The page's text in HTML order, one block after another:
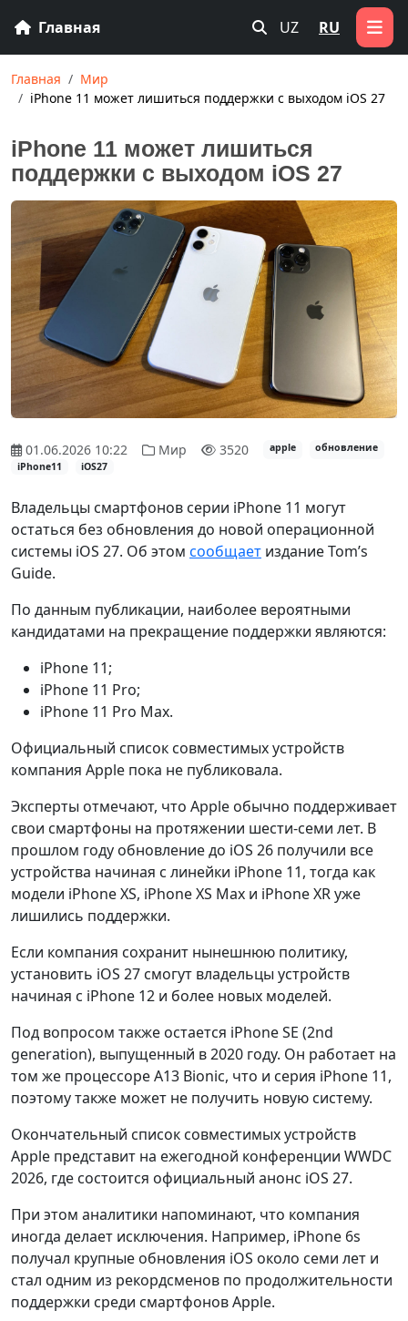
Главная UZ RU
Главная
Мир
iPhone 11 может лишиться поддержки с выходом iOS 27
iPhone 11 может лишиться
поддержки с выходом iOS 27
01.06.2026 10:22 Мир 3520 apple
обновление
iPhone11
iOS27
Владельцы смартфонов серии iPhone 11 могут
остаться без обновления до новой операционной
системы iOS 27. Об этом сообщает издание Tom’s
Guide.
По данным публикации, наиболее вероятными
кандидатами на прекращение поддержки являются:
iPhone 11;
iPhone 11 Pro;
iPhone 11 Pro Max.
Официальный список совместимых устройств
компания Apple пока не публиковала.
Эксперты отмечают, что Apple обычно поддерживает
свои смартфоны на протяжении шести-семи лет. В
прошлом году обновление до iOS 26 получили все
устройства начиная с линейки iPhone 11, тогда как
модели iPhone XS, iPhone XS Max и iPhone XR уже
лишились поддержки.
Если компания сохранит нынешнюю политику,
установить iOS 27 смогут владельцы устройств
начиная с iPhone 12 и более новых моделей.
Под вопросом также остается iPhone SE (2nd
generation), выпущенный в 2020 году. Он работает на
том же процессоре A13 Bionic, что и серия iPhone 11,
поэтому также может не получить новую систему.
Окончательный список совместимых устройств
Apple представит на ежегодной конференции WWDC
2026, где состоится официальный анонс iOS 27.
При этом аналитики напоминают, что компания
иногда делает исключения. Например, iPhone 6s
получал крупные обновления iOS около семи лет и
стал одним из рекордсменов по продолжительности
поддержки среди смартфонов Apple.